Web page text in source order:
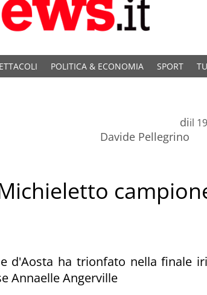
POLITICA & ECONOMIA SPORT
di
Davide Pellegrino
il
d'Aosta ha trionfato nella finale
Annaelle Angerville